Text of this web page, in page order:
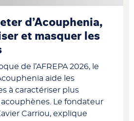
d’Acouphenia,
et masquer les
de l’AFREPA 2026, le
aide les
à caractériser plus
Le fondateur
Carriou, explique